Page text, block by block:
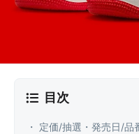
目次
・ 定価/抽選・発売日/品